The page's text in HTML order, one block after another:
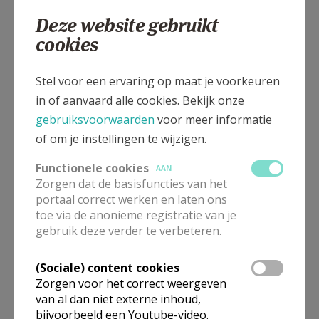
Lourdes zullen brengen.
Van harte een goede bedevaart.
Pastoor Tony Poorters
Deze website gebruikt
cookies
Stel voor een ervaring op maat je voorkeuren
in of aanvaard alle cookies. Bekijk onze
gebruiksvoorwaarden voor meer informatie
of om je instellingen te wijzigen.
Functionele cookies
AAN
Zorgen dat de basisfuncties van het
portaal correct werken en laten ons
toe via de anonieme registratie van je
gebruik deze verder te verbeteren.
(Sociale) content cookies
Zorgen voor het correct weergeven
van al dan niet externe inhoud,
bijvoorbeeld een Youtube-video.